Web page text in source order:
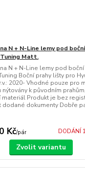
N + N-Line lemy pod
Matt.
N + N-Line lemy pod boční
Boční prahy lišty pro
2020- Vhodné pouze pro
nýtovány k původním
materiál Produkt je bez
dodané dokumenty Dobře
Kč/pár DODÁNÍ
Zvolit variantu